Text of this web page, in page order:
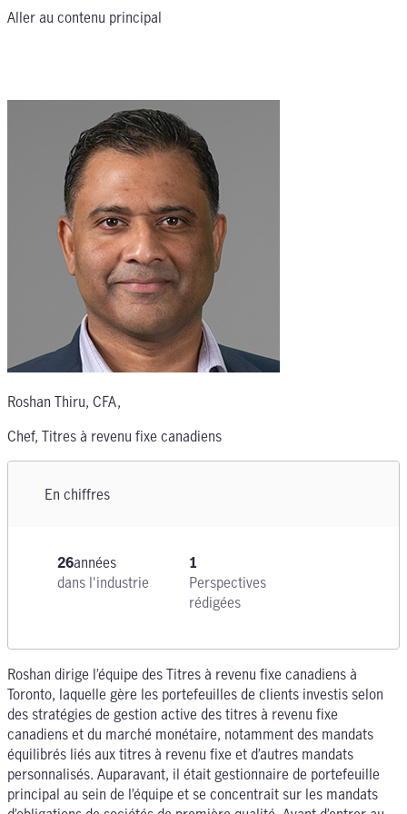
Aller au contenu principal
Roshan Thiru, CFA,
Chef, Titres à revenu fixe canadiens
En chiffres
26années
dans l'industrie
1
Perspectives
rédigées
Roshan dirige l’équipe des Titres à revenu fixe canadiens à
Toronto, laquelle gère les portefeuilles de clients investis selon
des stratégies de gestion active des titres à revenu fixe
canadiens et du marché monétaire, notamment des mandats
équilibrés liés aux titres à revenu fixe et d’autres mandats
personnalisés. Auparavant, il était gestionnaire de portefeuille
principal au sein de l’équipe et se concentrait sur les mandats